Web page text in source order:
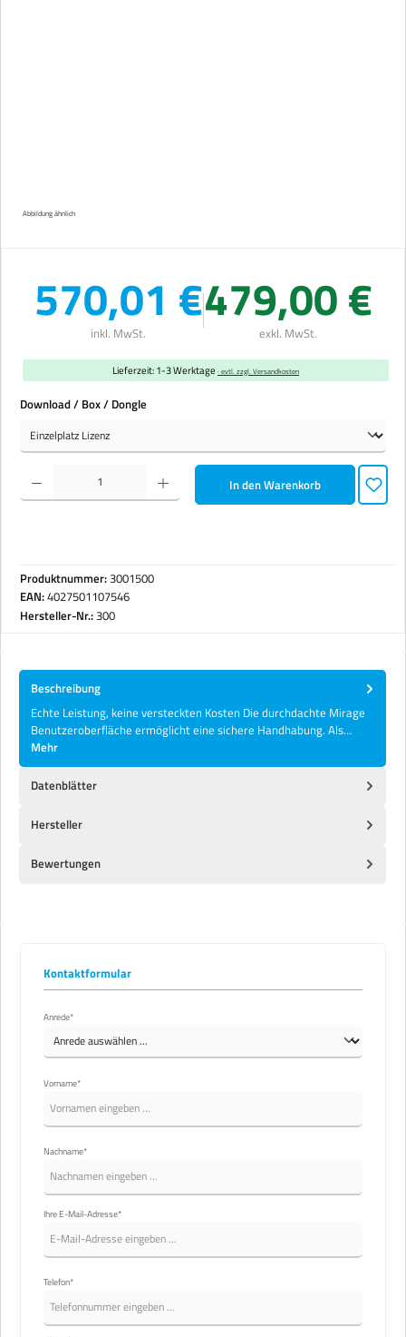
Abbildung ähnlich
570,01 €
inkl. MwSt.
479,00 €
exkl. MwSt.
Lieferzeit: 1-3 Werktage · evtl. zzgl. Versandkosten
Download / Box / Dongle
Produkt Anzahl: Gib den gewünschten Wert ein oder benutze die Schaltflächen um die Anzahl zu
In den Warenkorb
Produktnummer:3001500
EAN:4027501107546
Hersteller-Nr.:300
Beschreibung
Echte Leistung, keine versteckten Kosten Die durchdachte Mirage
Benutzeroberfläche ermöglicht eine sichere Handhabung. Als…
Mehr
Datenblätter
Hersteller
Bewertungen
Kontaktformular
Anrede*
Vorname*
Nachname*
Ihre E-Mail-Adresse*
Telefon*